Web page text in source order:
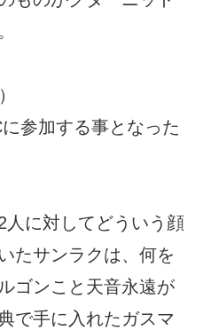
参加する事となった
人に対してどういう顔
たサンラクは、何を
ゴンこと天音永遠が
で手に入れたガスマ